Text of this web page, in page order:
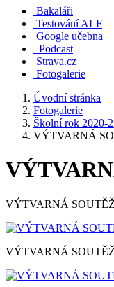
Bakaláři
Testování ALF
Google učebna
Podcast
Strava.cz
Fotogalerie
Úvodní stránka
Fotogalerie
Školní rok 2020-
VÝTVARNÁ
VÝTVARNÁ SOUTĚŽ
VÝTVARNÁ SOUTĚŽ